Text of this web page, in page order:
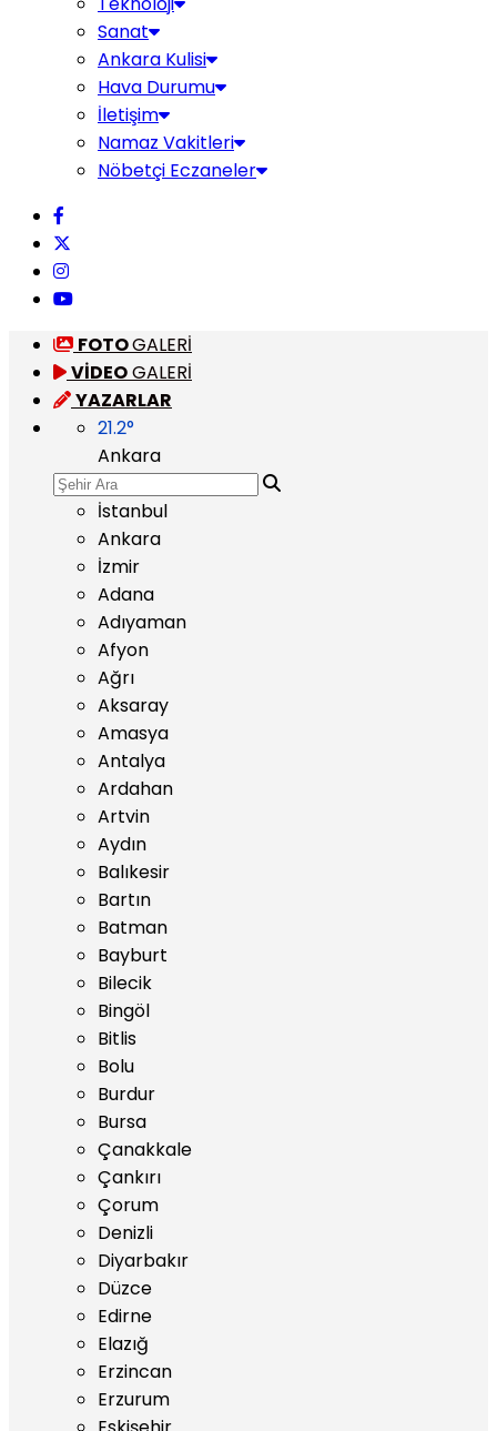
Sanat
Ankara Kulisi
Hava Durumu
İletişim
Namaz Vakitleri
Nöbetçi Eczaneler
FOTOGALERİ
VİDEOGALERİ
YAZARLAR
21.2°
Ankara
İstanbul
Ankara
İzmir
Adana
Adıyaman
Afyon
Ağrı
Aksaray
Amasya
Antalya
Ardahan
Artvin
Aydın
Balıkesir
Bartın
Batman
Bayburt
Bilecik
Bingöl
Bitlis
Bolu
Burdur
Bursa
Çanakkale
Çankırı
Çorum
Denizli
Diyarbakır
Düzce
Edirne
Elazığ
Erzincan
Erzurum